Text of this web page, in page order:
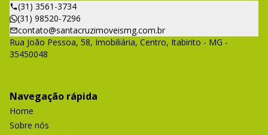
(31) 3561-3734
(31) 98520-7296
contato@santacruzimoveismg.com.br
Rua João Pessoa, 58, Imobiliária, Centro, Itabirito - MG -
35450048
Navegação rápida
Home
Sobre nós